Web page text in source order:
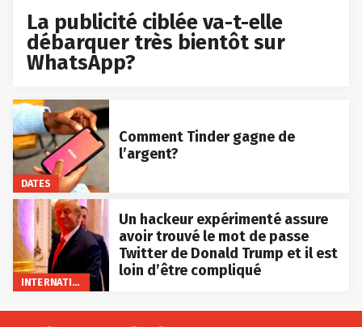
La publicité ciblée va-t-elle
débarquer très bientôt sur
WhatsApp?
DATES
Comment Tinder gagne de
l’argent?
INTERNATIONAL
Un hackeur expérimenté assure
avoir trouvé le mot de passe
Twitter de Donald Trump et il est
loin d’être compliqué